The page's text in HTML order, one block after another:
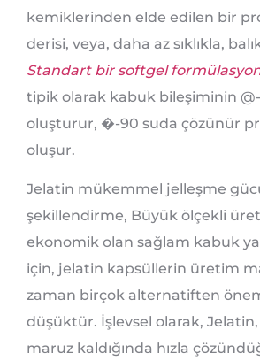
kemiklerinden elde edilen bir
derisi, veya, daha az sıklıkla,
Standart bir softgel
tipik olarak kabuk bileşiminin
oluşturur, �-90 suda çözünür
oluşur.
Jelatin mükemmel jelleşme
şekillendirme, Büyük ölçekli
ekonomik olan sağlam kabuk
için, jelatin kapsüllerin üretim
zaman birçok alternatiften
düşüktür. İşlevsel olarak,
maruz kaldığında hızla